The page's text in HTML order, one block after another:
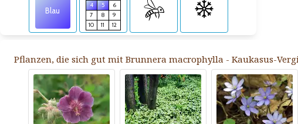
Blau
4
5
6
7
8
9
10
11 12
Pflanzen, die sich gut mit Brunnera macrophylla - Kaukasus-